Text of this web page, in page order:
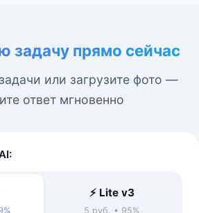
задачу прямо сейчас
или загрузите фото —
ответ мгновенно
⚡ Lite v3
5 руб. • 95%